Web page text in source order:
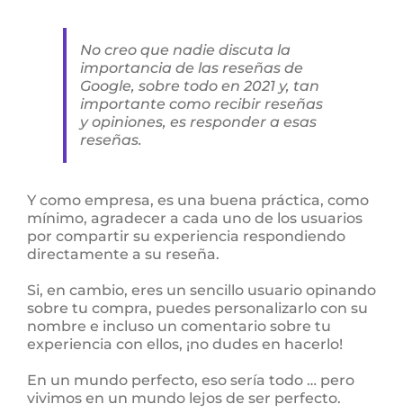
No creo que nadie discuta la
importancia de las reseñas de
Google, sobre todo en 2021 y, tan
importante como recibir reseñas
y opiniones, es responder a esas
reseñas.
Y como empresa, es una buena práctica, como
mínimo, agradecer a cada uno de los usuarios
por compartir su experiencia respondiendo
directamente a su reseña.
Si, en cambio, eres un sencillo usuario opinando
sobre tu compra, puedes personalizarlo con su
nombre e incluso un comentario sobre tu
experiencia con ellos, ¡no dudes en hacerlo!
En un mundo perfecto, eso sería todo … pero
vivimos en un mundo lejos de ser perfecto.